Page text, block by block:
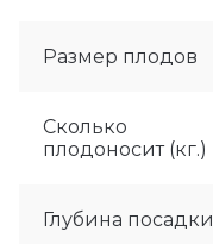
Размер плодов
Сколько
плодоносит (кг.)
Глубина посадки